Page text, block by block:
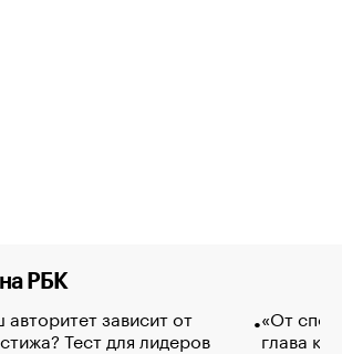
РБК
зависит от
Тест для лидеров
«От
глава